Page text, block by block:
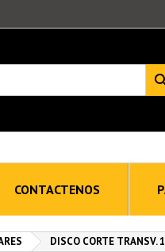
CONTACTENOS
DISCO CORTE TRANSV.